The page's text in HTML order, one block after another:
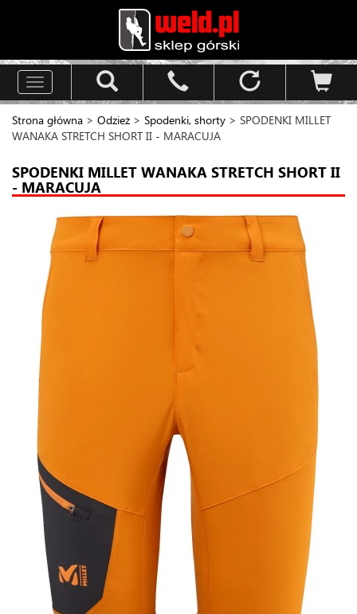
Toggle
navigation
Strona główna > Odzież > Spodenki, shorty > SPODENKI MILLET
WANAKA STRETCH SHORT II - MARACUJA
SPODENKI MILLET WANAKA STRETCH SHORT II
- MARACUJA